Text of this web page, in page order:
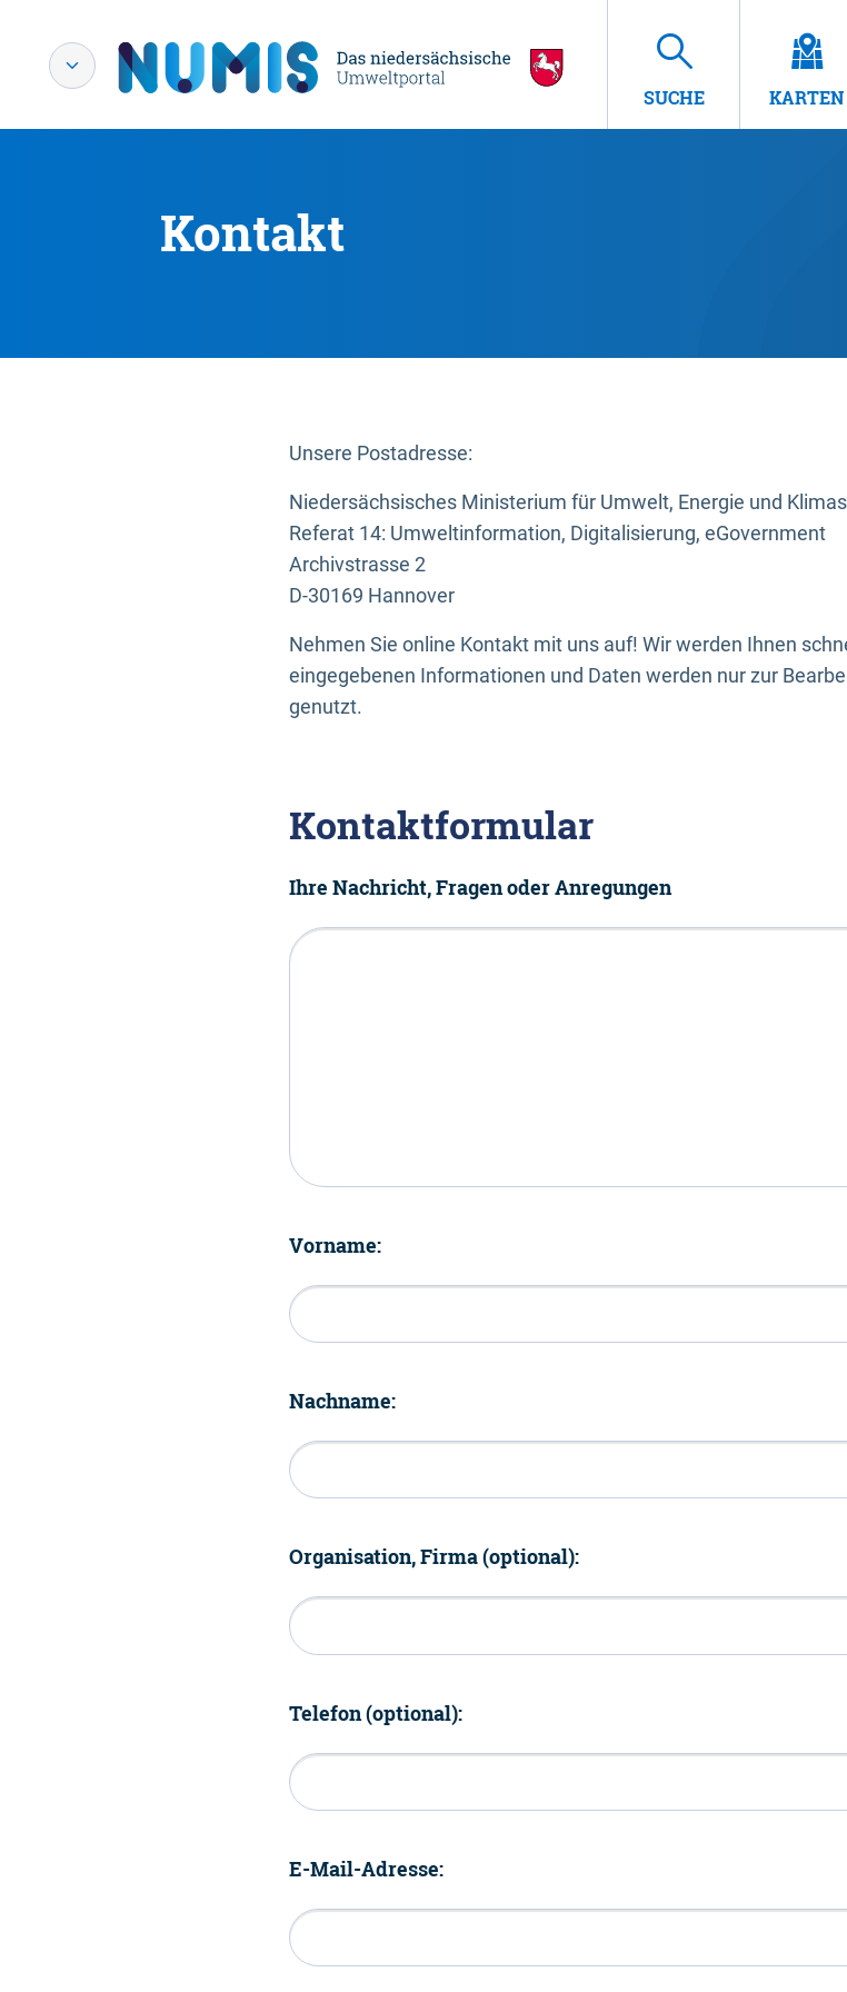
SUCHE KARTEN
Kontakt
Unsere Postadresse:
Niedersächsisches Ministerium für Umwelt, Energie und
Referat 14: Umweltinformation, Digitalisierung, eGovernment
Archivstrasse 2
D-30169 Hannover
Nehmen Sie online Kontakt mit uns auf! Wir werden Ihnen
eingegebenen Informationen und Daten werden nur zur
genutzt.
Kontaktformular
Ihre Nachricht, Fragen oder Anregungen
Vorname:
Nachname:
Organisation, Firma (optional):
Telefon (optional):
E-Mail-Adresse: